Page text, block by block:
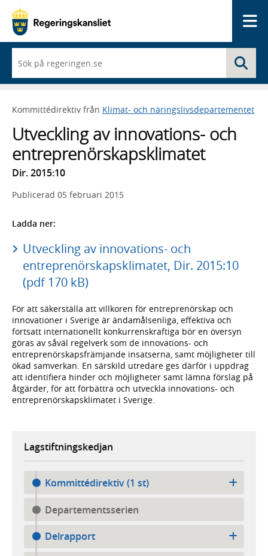
du
börjar
skriva
framträder
lista
med
sökförslag
Kommittédirektiv från Klimat- och näringslivsdepartementet
Utveckling av innovations- och
entreprenörskapsklimatet
Dir. 2015:10
Publicerad 05 februari 2015
Ladda ner:
Utveckling av innovations- och
entreprenörskapsklimatet, Dir. 2015:10
(pdf 170 kB)
För att säkerställa att villkoren för entreprenörskap och
innovationer i Sverige är ändamålsenliga, effektiva och
fortsatt internationellt konkurrenskraftiga bör en översyn
göras av såväl regelverk som de innovations- och
entreprenörskapsfrämjande insatserna, samt möjligheter till
ökad samverkan. En särskild utredare ges därför i uppdrag
att identifiera hinder och möjligheter samt lämna förslag på
åtgärder, för att förbättra och utveckla innovations- och
entreprenörskapsklimatet i Sverige.
Lagstiftningskedjan
Kommittédirektiv (1 st)
Departementsserien
Delrapport